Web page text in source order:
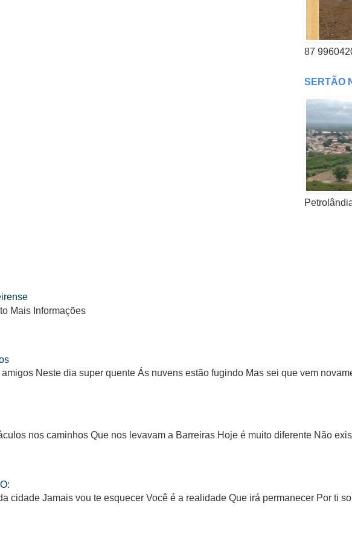
87
SERTÃO
Mais Informações
Neste dia super quente Ás nuvens estão fugindo Mas sei que vem
nos caminhos Que nos levavam a Barreiras Hoje é muito diferente Não
cidade Jamais vou te esquecer Você é a realidade Que irá permanecer Por ti